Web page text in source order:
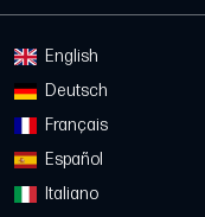
English
Deutsch
Français
Español
Italiano